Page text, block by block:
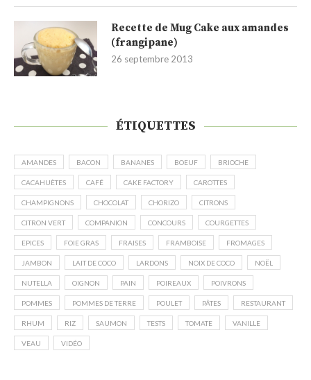
Recette de Mug Cake aux amandes
(frangipane)
26 septembre 2013
ÉTIQUETTES
AMANDES BACON BANANES BOEUF BRIOCHE
CACAHUÈTES CAFÉ CAKE FACTORY CAROTTES
CHAMPIGNONS CHOCOLAT CHORIZO CITRONS
CITRON VERT COMPANION CONCOURS COURGETTES
EPICES FOIE GRAS FRAISES FRAMBOISE FROMAGES
JAMBON LAIT DE COCO LARDONS NOIX DE COCO NOËL
NUTELLA OIGNON PAIN POIREAUX POIVRONS
POMMES POMMES DE TERRE POULET PÂTES RESTAURANT
RHUM RIZ SAUMON TESTS TOMATE VANILLE
VEAU VIDÉO